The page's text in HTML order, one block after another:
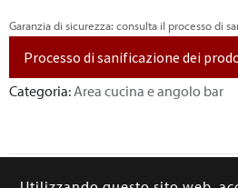
Garanzia di sicurezza: consulta il processo di
Processo di sanificazione dei
Categoria:Area cucina e angolo bar